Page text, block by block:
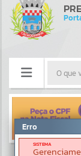
Resultados
Portais
Erro
SISTEMA